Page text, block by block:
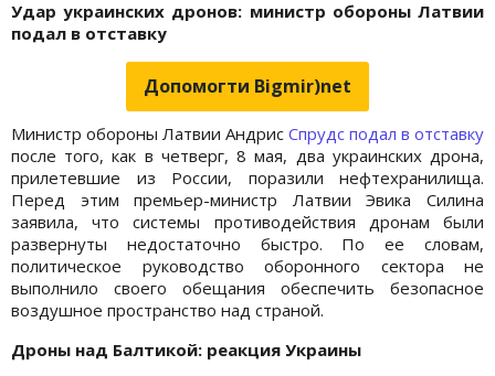
Удар украинских дронов: министр обороны Латвии
подал в отставку
Допомогти Bigmir)net
Министр обороны Латвии Андрис Спрудс подал в отставку
после того, как в четверг, 8 мая, два украинских дрона,
прилетевшие из России, поразили нефтехранилища.
Перед этим премьер-министр Латвии Эвика Силина
заявила, что системы противодействия дронам были
развернуты недостаточно быстро. По ее словам,
политическое руководство оборонного сектора не
выполнило своего обещания обеспечить безопасное
воздушное пространство над страной.
Дроны над Балтикой: реакция Украины